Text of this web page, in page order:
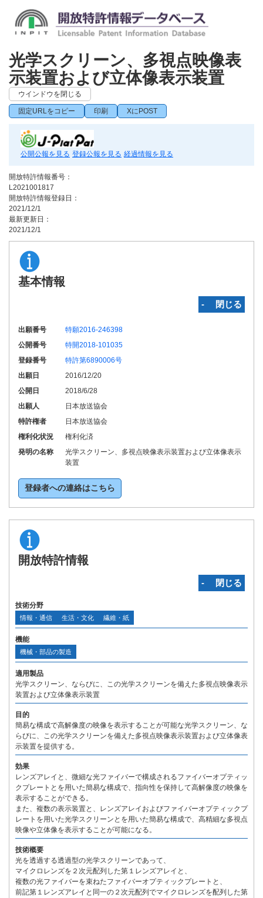
光学スクリーン、多視点映像表
示装置および立体像表示装置
ウインドウを閉じる
固定URLをコピー 印刷 XにPOST
公開公報を見る 登録公報を見る 経過情報を見る
開放特許情報番号：
L2021001817
開放特許情報登録日：
2021/12/1
最新更新日：
2021/12/1
基本情報
‐ 閉じる
出願番号
特願2016-246398
公開番号
特開2018-101035
登録番号
特許第6890006号
出願日
2016/12/20
公開日
2018/6/28
出願人
日本放送協会
特許権者
日本放送協会
権利化状況
権利化済
発明の名称
光学スクリーン、多視点映像表示装置および立体像表示
装置
登録者への連絡はこちら
開放特許情報
‐ 閉じる
技術分野
情報・通信 生活・文化 繊維・紙
機能
機械・部品の製造
適用製品
光学スクリーン、ならびに、この光学スクリーンを備えた多視点映像表示
装置および立体像表示装置
目的
簡易な構成で高解像度の映像を表示することが可能な光学スクリーン、な
らびに、この光学スクリーンを備えた多視点映像表示装置および立体像表
示装置を提供する。
効果
レンズアレイと、微細な光ファイバーで構成されるファイバーオプティッ
クプレートとを用いた簡易な構成で、指向性を保持して高解像度の映像を
表示することができる。
また、複数の表示装置と、レンズアレイおよびファイバーオプティックプ
レートを用いた光学スクリーンとを用いた簡易な構成で、高精細な多視点
映像や立体像を表示することが可能になる。
技術概要
光を透過する透過型の光学スクリーンであって、
マイクロレンズを２次元配列した第１レンズアレイと、
複数の光ファイバーを束ねたファイバーオプティックプレートと、
前記第１レンズアレイと同一の２次元配列でマイクロレンズを配列した第